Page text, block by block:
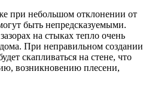
при небольшом отклонении от
быть непредсказуемыми.
на стыках тепло очень
При неправильном создании
скапливаться на стене, что
возникновению плесени,